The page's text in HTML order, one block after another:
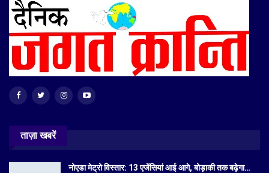
ताज़ा खबरें
नोएडा मेट्रो विस्तार: 13 एजेंसियां आई आगे, बोड़ाकी तक बढ़ेगा…